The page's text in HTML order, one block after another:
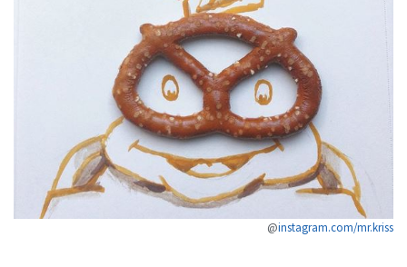
@instagram.com/mr.kriss